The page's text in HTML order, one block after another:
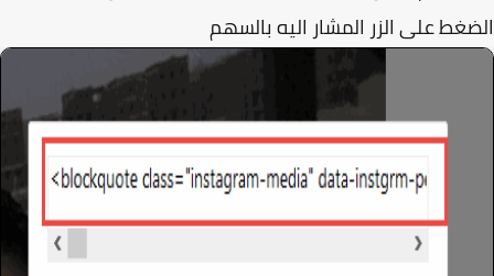
على الزر المشار اليه بالسهم